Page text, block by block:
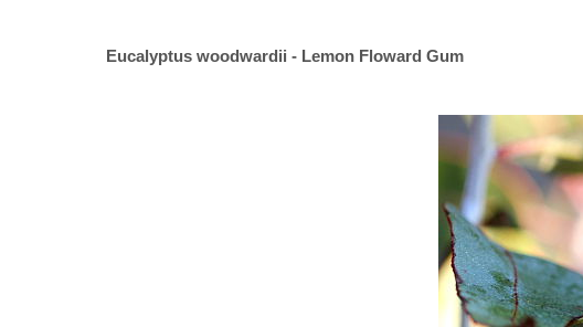
Eucalyptus woodwardii - Lemon Floward Gum